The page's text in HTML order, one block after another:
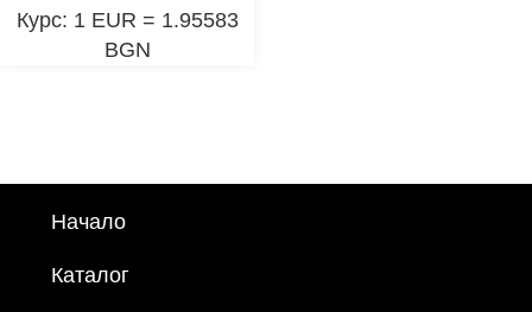
Курс: 1 EUR = 1.95583
BGN
Начало
Каталог